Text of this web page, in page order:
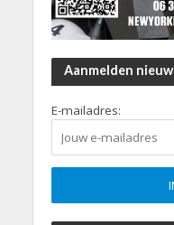
Aanmelden
E-mailadres: